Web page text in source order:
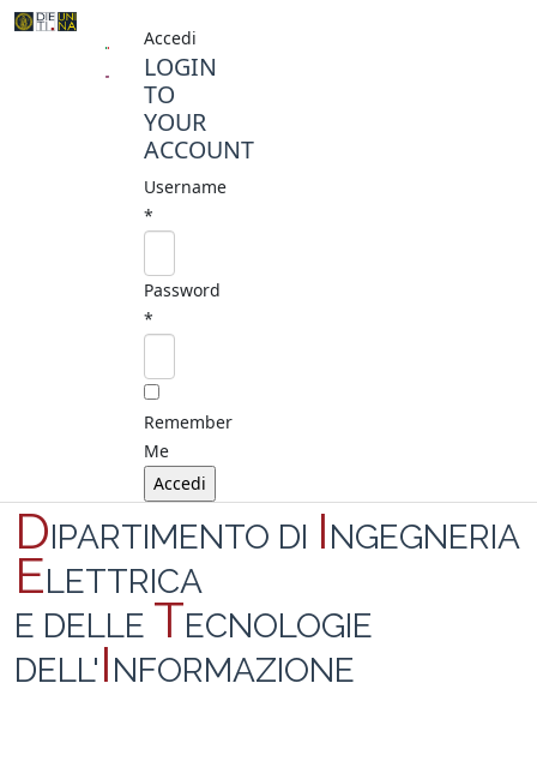
Accedi
LOGIN
TO
YOUR
ACCOUNT
Username
*
Password
*
Remember
Me
DIPARTIMENTO DI INGEGNERIA
ELETTRICA
E DELLE TECNOLOGIE
DELL'INFORMAZIONE